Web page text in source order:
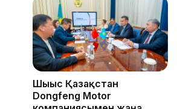
Шығыс Қазақстан
Dongfeng Motor